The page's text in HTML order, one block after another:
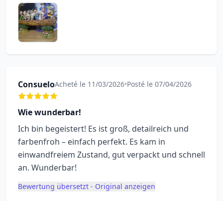
ConsueloAcheté le 11/03/2026•Posté le 07/04/2026
Wie wunderbar!
Ich bin begeistert! Es ist groß, detailreich und
farbenfroh – einfach perfekt. Es kam in
einwandfreiem Zustand, gut verpackt und schnell
an. Wunderbar!
Bewertung übersetzt - Original anzeigen